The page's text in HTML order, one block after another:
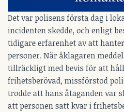
Det var polisens första dag i
incidenten skedde, och enligt
tidigare erfarenhet av att
personer. När åklagaren
tillräckligt med bevis för att
frihetsberövad, missförstod
trodde att hans åtaganden var
att personen satt kvar i